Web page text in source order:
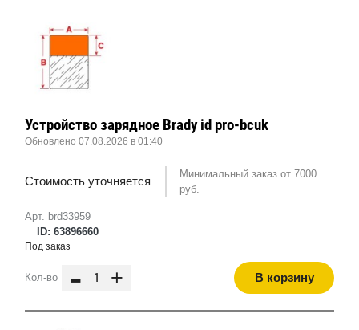
Арт. brd33959
ID: 63896660
Устройство зарядное Brady id pro-bcuk
Обновлено 07.08.2026 в 01:40
Стоимость уточняется
Минимальный заказ от 7000
руб.
Под заказ
Кол-во - + В корзину